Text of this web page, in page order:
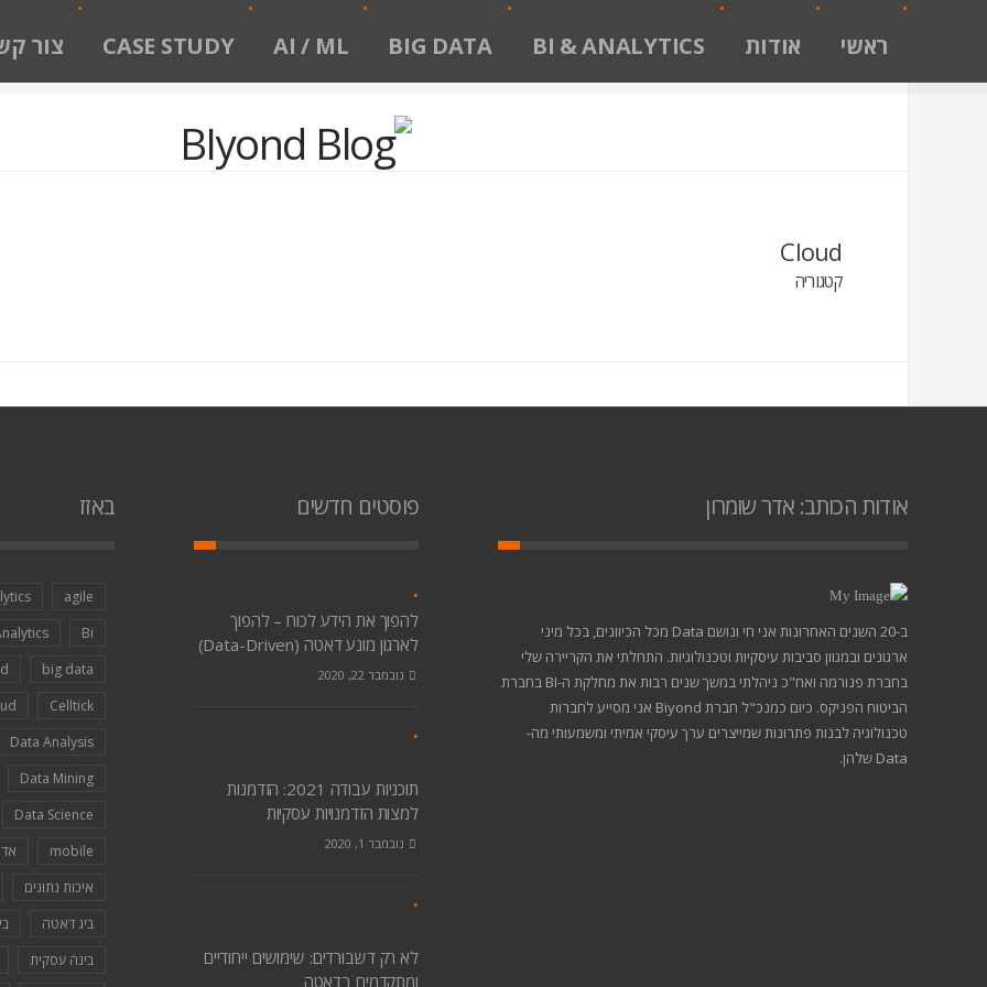
ראשי אודות BI & ANALYTICS
BIG DATA
AI / ML
CASE STUDY צור
Cloud
קטגוריה
באזז
agile
Bi
big data
Celltick
Data Analysis
Data Mining
Data Science
mobile
איכות נתונים
ביג דאטה
בינה עסקית
פוסטים חדשים
להפוך את הידע לכוח – להפוך
לארגון מונע דאטה (Data-Driven)
נובמבר 22, 2020
תוכניות עבודה 2021: הזדמנות
למצות הזדמנויות עסקיות
נובמבר 1, 2020
לא רק דשבורדים: שימושים ייחודיים
ומתקדמים בדאטה
אודות הכותב: אדר שומרון
ב-20 השנים האחרונות אני חי ונושם Data מכל הכיוונים, בכל מיני
ארגונים ובמגוון סביבות עיסקיות וטכנולוגיות. התחלתי את הקריירה שלי
בחברת פנורמה ואח"כ ניהלתי במשך שנים רבות את מחלקת ה-BI בחברת
הביטוח הפניקס. כיום כמנכ"ל חברת Biyond אני מסייע לחברות
טכנולוגיה לבנות פתרונות שמייצרים ערך עיסקי אמיתי ומשמעותי מה-
Data שלהן.